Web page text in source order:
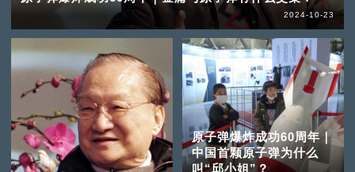
2024-10-23
原子弹爆炸成功60周年｜
中国首颗原子弹为什么
叫“邱小姐”？